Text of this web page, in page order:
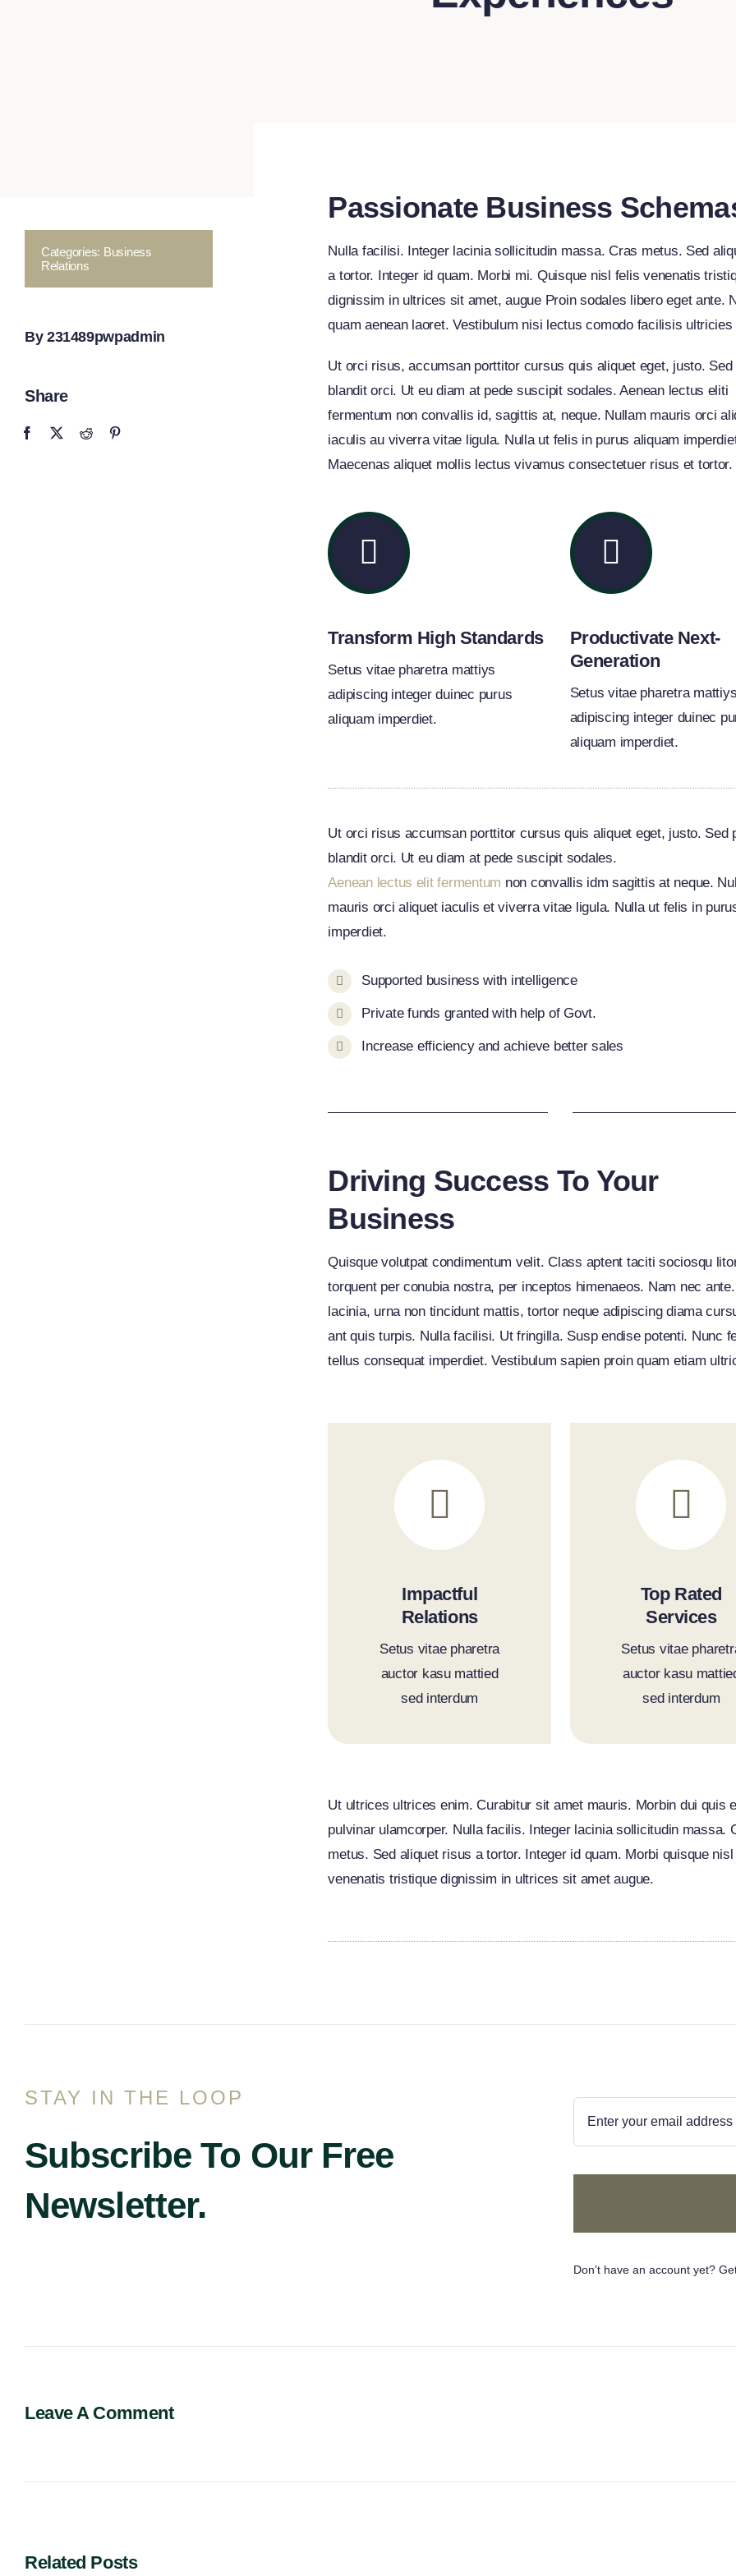
Categories: Business
Relations
By 231489pwpadmin
Share
Passionate Business
Nulla facilisi. Integer lacinia sollicitudin massa. Cras metus. Sed
a tortor. Integer id quam. Morbi mi. Quisque nisl felis venenatis
dignissim in ultrices sit amet, augue Proin sodales libero eget ante.
quam aenean laoret. Vestibulum nisi lectus comodo facilisis ultricies
Ut orci risus, accumsan porttitor cursus quis aliquet eget, justo. Sed
blandit orci. Ut eu diam at pede suscipit sodales. Aenean lectus eliti
fermentum non convallis id, sagittis at, neque. Nullam mauris orci
iaculis au viverra vitae ligula. Nulla ut felis in purus aliquam
Maecenas aliquet mollis lectus vivamus consectetuer risus et tortor.
Transform High Standards
Setus vitae pharetra mattiys
adipiscing integer duinec purus
aliquam imperdiet.
Productivate Next-
Generation
Setus vitae pharetra mattiys
adipiscing integer duinec
aliquam imperdiet.
Ut orci risus accumsan porttitor cursus quis aliquet eget, justo. Sed
blandit orci. Ut eu diam at pede suscipit sodales.
Aenean lectus elit fermentum non convallis idm sagittis at neque.
mauris orci aliquet iaculis et viverra vitae ligula. Nulla ut felis in
imperdiet.
Supported business with intelligence
Private funds granted with help of Govt.
Increase efficiency and achieve better sales
Driving Success To Your
Business
Quisque volutpat condimentum velit. Class aptent taciti sociosqu
torquent per conubia nostra, per inceptos himenaeos. Nam nec
lacinia, urna non tincidunt mattis, tortor neque adipiscing diama
ant quis turpis. Nulla facilisi. Ut fringilla. Susp endise potenti. Nunc
tellus consequat imperdiet. Vestibulum sapien proin quam etiam
Impactful
Relations
Setus vitae pharetra
auctor kasu mattied
sed interdum
Top Rated
Services
Setus vitae
auctor kasu
sed interdum
Ut ultrices ultrices enim. Curabitur sit amet mauris. Morbin dui quis
pulvinar ulamcorper. Nulla facilis. Integer lacinia sollicitudin massa.
metus. Sed aliquet risus a tortor. Integer id quam. Morbi quisque
venenatis tristique dignissim in ultrices sit amet augue.
STAY IN THE LOOP
Subscribe To Our Free
Newsletter.
Don’t have an account yet?
Leave A Comment
Related Posts